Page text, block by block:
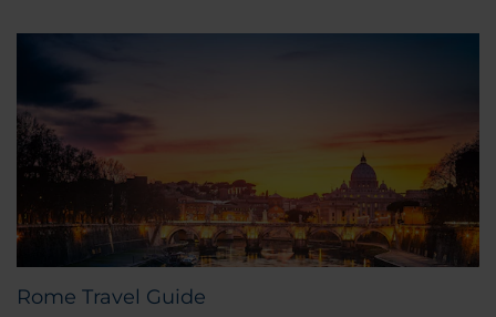
Rome Travel Guide